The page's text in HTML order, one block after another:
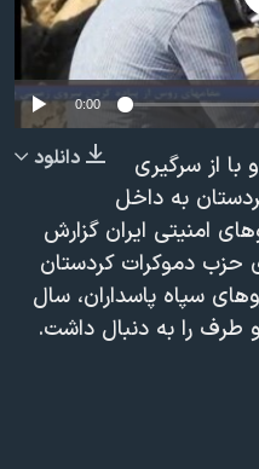
0:00
دانلود
از سرگیری
به داخل
امنیتی ایران گزارش
حزب دموکرات کردستان
سپاه پاسداران، سال
طرف را به دنبال داشت.